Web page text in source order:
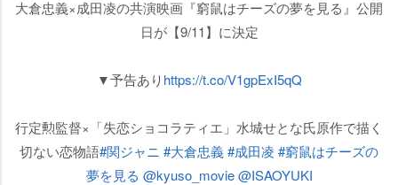
大倉忠義×成田凌の共演映画『窮鼠はチーズの夢を見る』公開
日が【9/11】に決定
▼予告ありhttps://t.co/V1gpExI5qQ
行定勲監督×「失恋ショコラティエ」水城せとな氏原作で描く
切ない恋物語#関ジャニ #大倉忠義#成田凌 #窮鼠はチーズの
夢を見る @kyuso_movie @ISAOYUKI